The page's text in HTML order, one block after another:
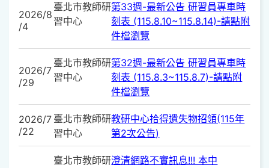
2026/8
/4
臺北市教師研
習中心
第33週-最新公告 研習員專車時
刻表 (115.8.10~115.8.14)-請點附
件檔瀏覽
2026/7
/29
臺北市教師研
習中心
第32週-最新公告 研習員專車時
刻表 (115.8.3~115.8.7)-請點附
件檔瀏覽
2026/7
/22
臺北市教師研
習中心
教研中心拾得遺失物招領(115年
第2次公告)
臺北市教師研澄清網路不實訊息!!! 本中